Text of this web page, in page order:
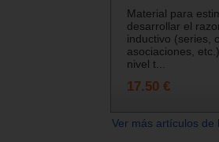
Material para
desarrollar el
inductivo (series,
asociaciones,
nivel t...
17.50 €
Ver más artículos